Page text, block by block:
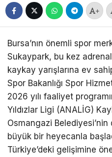
+
Bursa’nın önemli spor
Sukaypark, bu kez
kaykay yarışlarına ev
Spor Bakanlığı Spor
2026 yılı faaliyet
Yıldızlar Ligi (ANALİG)
Osmangazi Belediyesi’nin
büyük bir heyecanla
Türkiye’deki gelişimine